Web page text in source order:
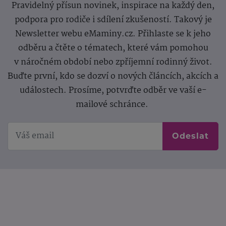
Pravidelný přísun novinek, inspirace na každý den,
podpora pro rodiče i sdílení zkušeností. Takový je
Newsletter webu eMaminy.cz. Přihlaste se k jeho
odběru a čtěte o tématech, které vám pomohou
v náročném období nebo zpříjemní rodinný život.
Buďte první, kdo se dozví o nových článcích, akcích a
událostech. Prosíme, potvrďte odběr ve vaší e-
mailové schránce.
Odeslat